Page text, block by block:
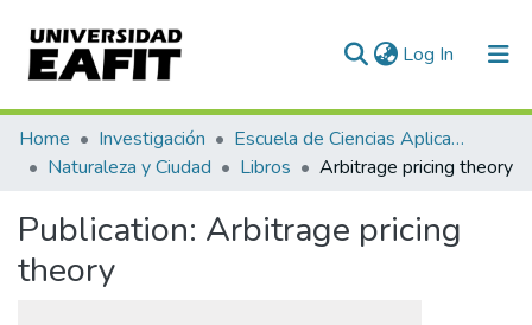
Log In (current)
Communities & Collections
All of DSpace
Statistics
Home Investigación
Escuela de Ciencias Aplicadas e Ingeniería
Naturaleza y Ciudad
Libros Arbitrage pricing theory
Publication: Arbitrage pricing
theory